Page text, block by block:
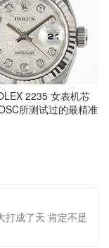
2235 女表机芯
所测试过的最精准
打成了天 肯定不是